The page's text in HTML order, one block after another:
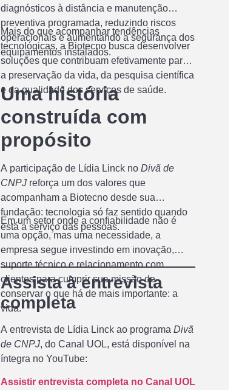
diagnósticos à distância e manutenção
preventiva programada, reduzindo riscos
operacionais e aumentando a segurança dos
equipamentos instalados.
Mais do que acompanhar tendências
tecnológicas, a Biotecno busca desenvolver
soluções que contribuam efetivamente para
a preservação da vida, da pesquisa científica
e da qualidade dos serviços de saúde.
Uma história
construída com
propósito
A participação de Lídia Linck noDivã de
CNPJ reforça um dos valores que
acompanham a Biotecno desde sua
fundação: tecnologia só faz sentido quando
está a serviço das pessoas.
Em um setor onde a confiabilidade não é
uma opção, mas uma necessidade, a
empresa segue investindo em inovação,
suporte técnico e relacionamento com
clientes para cumprir sua missão de
conservar o que há de mais importante: a
vida.
Assista à entrevista
completa
A entrevista de Lídia Linck ao programaDivã
de CNPJ, do Canal UOL, está disponível na
íntegra no YouTube:
Assistir entrevista completa no Canal UOL